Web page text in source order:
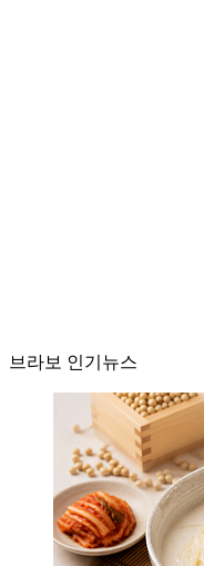
브라보 인기뉴스